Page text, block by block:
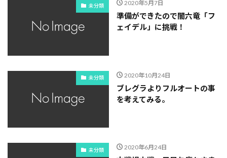
未分類 2020年5月7日
準備ができたので闇六竜「フ
ェイデル」に挑戦！
未分類 2020年10月24日
ブレグラよりフルオートの事
を考えてみる。
未分類 2020年6月24日